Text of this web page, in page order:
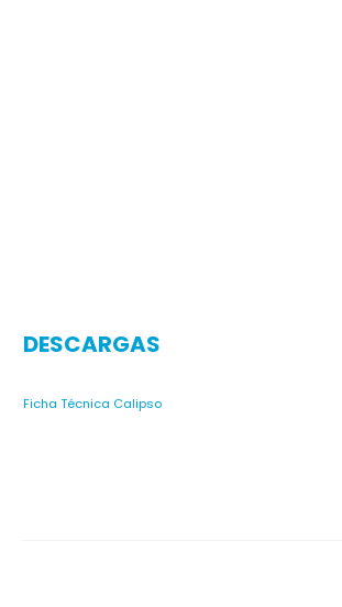
DESCARGAS
Ficha Técnica Calipso